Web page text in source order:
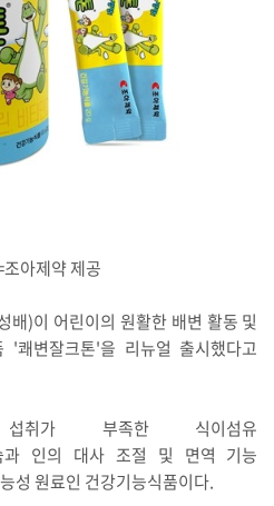
아제약 제공
배)이 어린이의 원활한 배변 활동 및
'쾌변잘크톤'을 리뉴얼 출시했다고
취가 부족한 식이섬유
과 인의 대사 조절 및 면역 기능
성 원료인 건강기능식품이다.